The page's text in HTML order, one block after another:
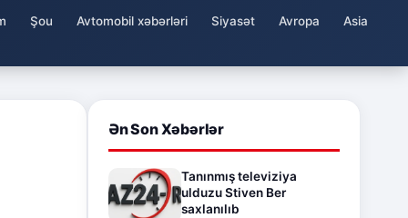
Şou Avtomobil xəbərləri Siyasət Avropa Asia
Ən Son Xəbərlər
Tanınmış televiziya
ulduzu Stiven Ber
saxlanılıb